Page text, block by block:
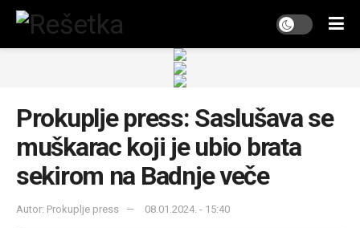
Prokuplje press: Saslušava se
muškarac koji je ubio brata
sekirom na Badnje veče
Autor: Prokuplje press 08.01.2024. - 15:40